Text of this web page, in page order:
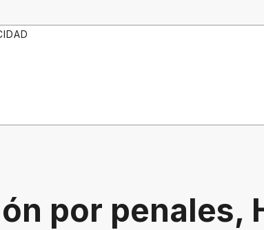
por penales,